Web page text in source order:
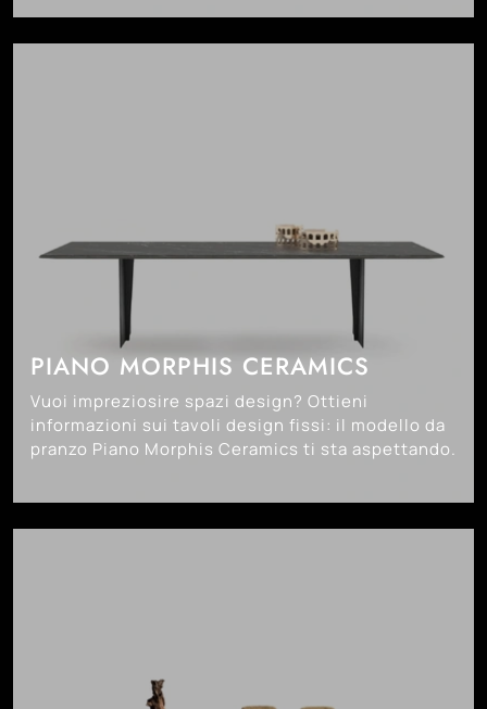
PIANO MORPHIS CERAMICS
Vuoi impreziosire spazi design? Ottieni
informazioni sui tavoli design fissi: il modello da
pranzo Piano Morphis Ceramics ti sta aspettando.